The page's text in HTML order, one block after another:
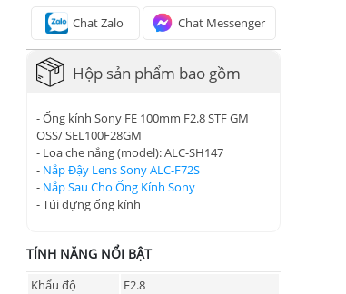
Chat Zalo Chat Messenger
Hộp sản phẩm bao gồm
- Ống kính Sony FE 100mm F2.8 STF GM
OSS/ SEL100F28GM
- Loa che nắng (model): ALC-SH147
- Nắp Đậy Lens Sony ALC-F72S
- Nắp Sau Cho Ống Kính Sony
- Túi đựng ống kính
TÍNH NĂNG NỔI BẬT
Khẩu độ
F2.8